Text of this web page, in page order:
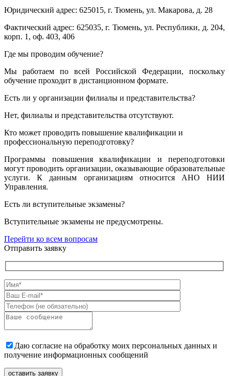
Юридический адрес: 625015, г. Тюмень, ул. Макарова, д. 28
Фактический адрес: 625035, г. Тюмень, ул. Республики, д. 204,
корп. 1, оф. 403, 406
Где мы проводим обучение?
Мы работаем по всей Российской Федерации, поскольку
обучение проходит в дистанционном формате.
Есть ли у организации филиалы и представительства?
Нет, филиалы и представительства отсутствуют.
Кто может проводить повышение квалификации и
профессиональную переподготовку?
Программы повышения квалификации и переподготовки
могут проводить организации, оказывающие образовательные
услуги. К данным организациям относится АНО НИИ
Управления.
Есть ли вступительные экзамены?
Вступительные экзамены не предусмотрены.
Перейти ко всем вопросам
Отправить заявку
Даю согласие на обработку моих персональных данных и
получение информационных сообщений